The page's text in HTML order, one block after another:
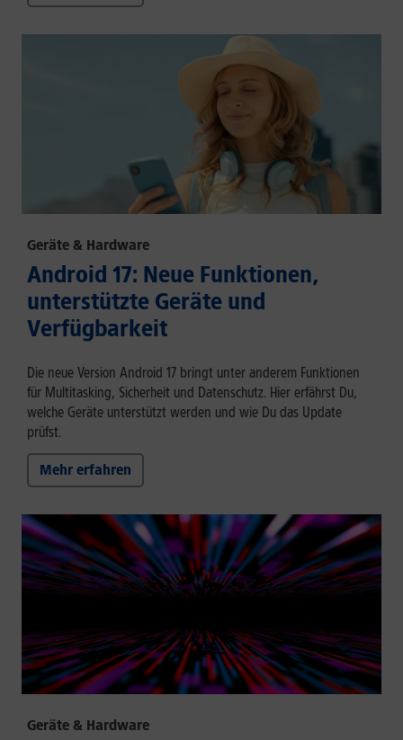
Geräte & Hardware
Android 17: Neue Funktionen,
unterstützte Geräte und
Verfügbarkeit
Die neue Version Android 17 bringt unter anderem Funktionen
für Multitasking, Sicherheit und Datenschutz. Hier erfährst Du,
welche Geräte unterstützt werden und wie Du das Update
prüfst.
Mehr erfahren
Geräte & Hardware